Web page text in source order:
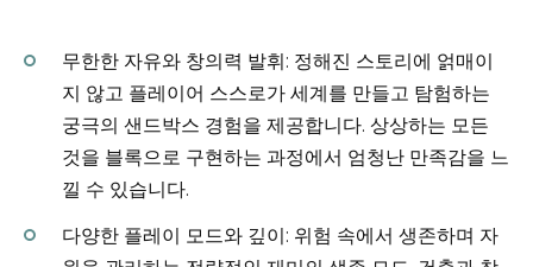
무한한 자유와 창의력 발휘: 정해진 스토리에 얽매이
지 않고 플레이어 스스로가 세계를 만들고 탐험하는
궁극의 샌드박스 경험을 제공합니다. 상상하는 모든
것을 블록으로 구현하는 과정에서 엄청난 만족감을 느
낄 수 있습니다.
다양한 플레이 모드와 깊이: 위험 속에서 생존하며 자